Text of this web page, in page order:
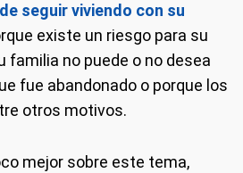
seguir viviendo con su
existe un riesgo para su
familia no puede o no desea
fue abandonado o porque los
otros motivos.
mejor sobre este tema,